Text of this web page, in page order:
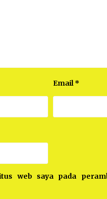
Email*
web saya pada